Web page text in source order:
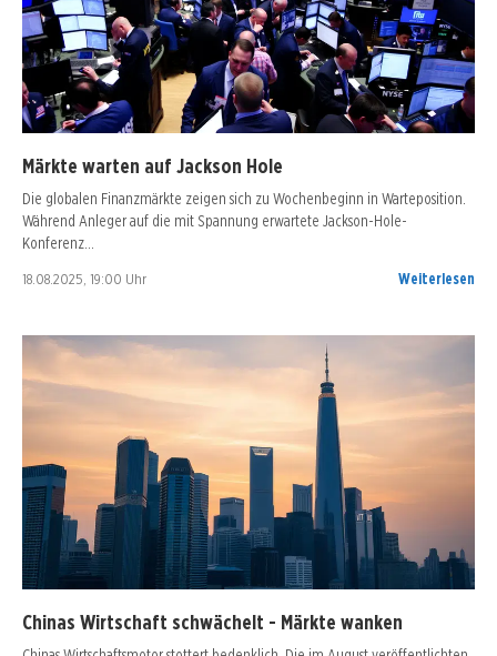
Märkte warten auf Jackson Hole
Die globalen Finanzmärkte zeigen sich zu Wochenbeginn in Warteposition.
Während Anleger auf die mit Spannung erwartete Jackson-Hole-
Konferenz…
18.08.2025, 19:00 Uhr Weiterlesen
Chinas Wirtschaft schwächelt - Märkte wanken